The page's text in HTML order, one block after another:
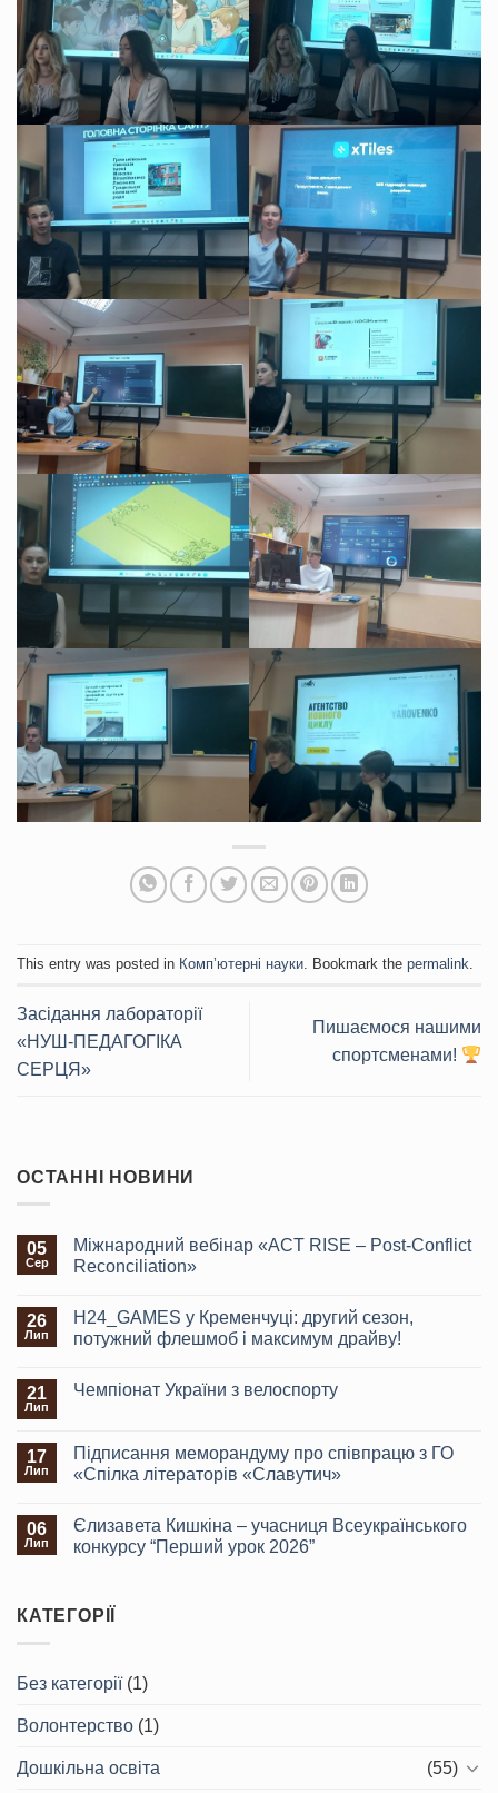
This entry was posted in Комп’ютерні науки . Bookmark the permalink
Засідання лабораторії
«НУШ-ПЕДАГОГІКА
СЕРЦЯ»
Пишаємося нашими
спортсменами!
ОСТАННІ НОВИНИ
05
Сер
Міжнародний вебінар «ACT RISE – Post-Conflict
Reconciliation»
26
Лип
H24_GAMES у Кременчуці: другий сезон,
потужний флешмоб і максимум драйву!
21
Лип
Чемпіонат України з велоспорту
17
Лип
Підписання меморандуму про співпрацю з ГО
«Спілка літераторів «Славутич»
06
Лип
Єлизавета Кишкіна – учасниця Всеукраїнського
конкурсу “Перший урок 2026”
КАТЕГОРІЇ
Без категорії(1)
Волонтерство (1)
Дошкільна освіта (55)